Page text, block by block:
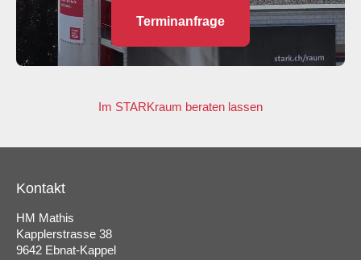
Terminanfrage
Im STARKraum beraten lassen
Kontakt
HM Mathis
Kapplerstrasse 38
9642 Ebnat-Kappel